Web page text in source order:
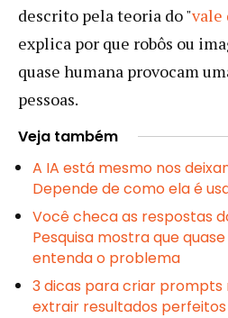
descrito pela teoria do "vale
explica por que robôs ou
quase humana provocam
pessoas.
Veja também
A IA está mesmo nos
Depende de como ela é
Você checa as respostas
Pesquisa mostra que
entenda o problema
3 dicas para criar prompts
extrair resultados perfeitos